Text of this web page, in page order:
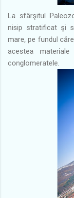
La sfârşitul
nisip stratificat şi
mare, pe fundul
acestea
conglomeratele.